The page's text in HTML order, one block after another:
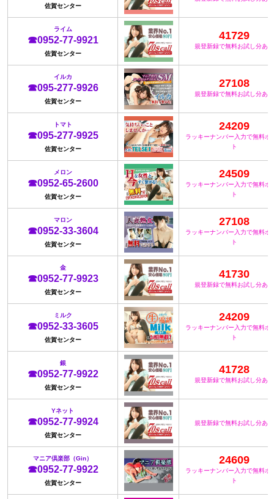
佐賀センター
ライム
☎0952-77-9921
佐賀センター
41729
規登新録で無料お試し分あり
イルカ
☎095-277-9926
佐賀センター
27108
規登新録で無料お試し分あり
トマト
☎095-277-9925
佐賀センター
24209
ラッキーナンバー入力で無料ポ
ト
メロン
☎0952-65-2600
佐賀センター
24509
ラッキーナンバー入力で無料ポ
ト
マロン
☎0952-33-3604
佐賀センター
27108
ラッキーナンバー入力で無料ポ
ト
金
☎0952-77-9923
佐賀センター
41730
規登新録で無料お試し分あり
ミルク
☎0952-33-3605
佐賀センター
24209
ラッキーナンバー入力で無料ポ
ト
銀
☎0952-77-9922
佐賀センター
41728
規登新録で無料お試し分あり
Yネット
☎0952-77-9924
佐賀センター
規登新録で無料お試し分あり
マニア倶楽部（Gin）
☎0952-77-9922
佐賀センター
24609
ラッキーナンバー入力で無料ポ
ト